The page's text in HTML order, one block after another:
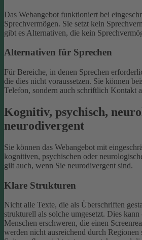
Das Webangebot funktioniert bei
Sprechvermögen. Sie setzt kein
gibt es Alternativen, die kein
Alternativen für Sprechen
Für Bereiche, in denen Sprechen
die dies nicht voraussetzen. Sie können
Telefon, sondern auch schriftlich Kontakt
Kognitiv, psychisch,
neurodivergent
Sie können das Webangebot mit
kognitiven, psychischen oder
gilt auch, wenn Sie neurodivergent sind.
Klare Strukturen
Nicht alle Texte, die als Überschriften
strukturell als solche umgesetzt. Dies
Menschen erschweren, die einen
werden nicht ausreichend durch